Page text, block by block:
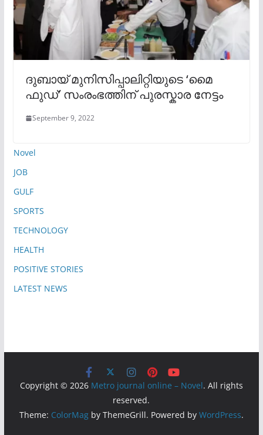
ദുബായ് മുനിസിപ്പാലിറ്റിയുടെ ‘മൈ
ഫുഡ്’ സംരംഭത്തിന് പുരസ്കാര നേട്ടം
September 9, 2022
Novel
JOB
GULF
SPORTS
TECHNOLOGY
HEALTH
POSITIVE STORIES
LATEST NEWS
Copyright © 2026 Metro journal online – Novel. All rights
reserved.
Theme: ColorMagby ThemeGrill. Powered by WordPress.